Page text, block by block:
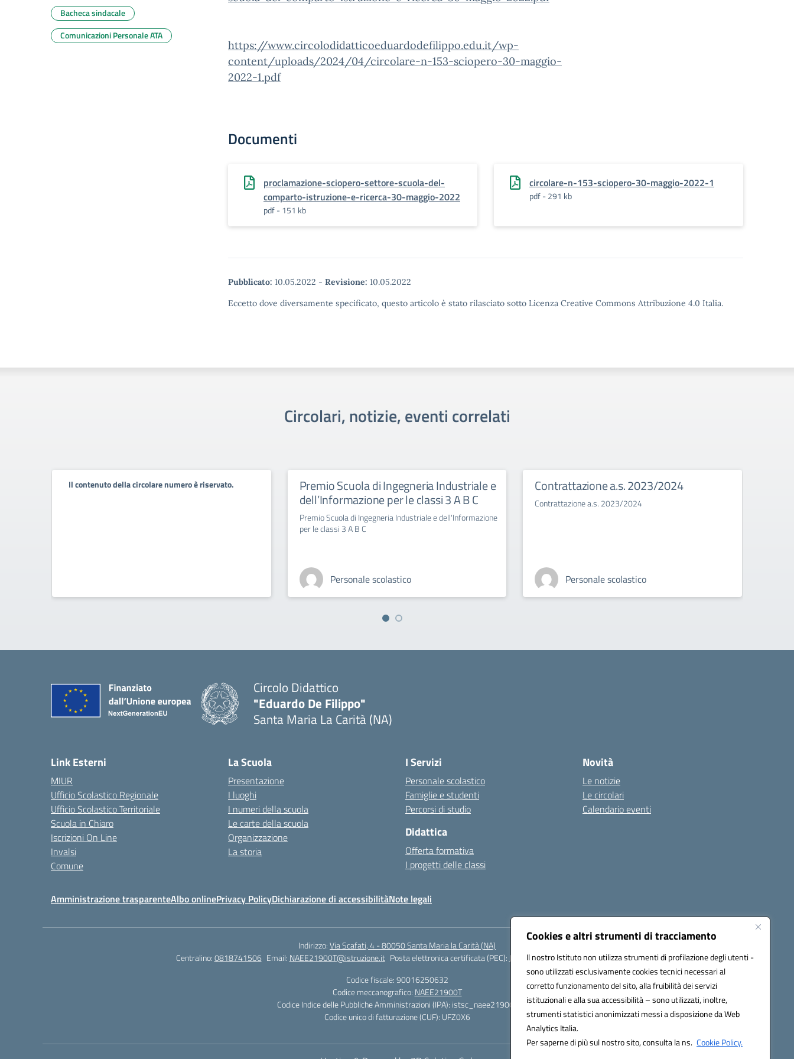
Cookies e altri strumenti di tracciamento
Il nostro Istituto non utilizza strumenti di profilazione degli utenti -
sono utilizzati esclusivamente cookies tecnici necessari al
corretto funzionamento del sito, alla fruibilità dei servizi
istituzionali e alla sua accessibilità – sono utilizzati, inoltre,
strumenti statistici anonimizzati messi a disposizione da Web
Analytics Italia.
Per saperne di più sul nostro sito, consulta la ns. Cookie Policy.
https://www.circolodidatticoeduardodefilippo.edu.it/wp-
content/uploads/2024/04/circolare-n-153-sciopero-30-maggio-
2022-1.pdf
Documenti
proclamazione-sciopero-settore-scuola-del-
comparto-istruzione-e-ricerca-30-maggio-2022
pdf - 151 kb
circolare-n-153-sciopero-30-maggio-2022-1
pdf - 291 kb
Pubblicato: 10.05.2022 - Revisione: 10.05.2022
Eccetto dove diversamente specificato, questo articolo è stato rilasciato sotto Licenza Creative Commons Attribuzione 4.0 Italia.
Bacheca sindacale
Comunicazioni Personale ATA
Circolari, notizie, eventi correlati
Il contenuto della circolare numero è riservato. Premio Scuola di Ingegneria Industriale e
dell’Informazione per le classi 3 A B C
Premio Scuola di Ingegneria Industriale e dell'Informazione
per le classi 3 A B C
Personale scolastico
Contrattazione a.s. 2023/2024
Contrattazione a.s. 2023/2024
Personale scolastico
Circolo Didattico
"Eduardo De Filippo"
Santa Maria La Carità (NA)
Link Esterni
MIUR
Ufficio Scolastico Regionale
Ufficio Scolastico Territoriale
Scuola in Chiaro
Iscrizioni On Line
Invalsi
Comune
La Scuola
Presentazione
I luoghi
I numeri della scuola
Le carte della scuola
Organizzazione
La storia
I Servizi
Personale scolastico
Famiglie e studenti
Percorsi di studio
Didattica
Offerta formativa
I progetti delle classi
Novità
Le notizie
Le circolari
Calendario eventi
Amministrazione trasparenteAlbo onlinePrivacy PolicyDichiarazione di accessibilitàNote legali
Indirizzo:Via Scafati, 4 - 80050 Santa Maria la Carità (NA)
Centralino:0818741506 Email: NAEE21900T@istruzione.it Posta elettronica certificata (PEC): NAEE21900T@pec.istruzione.it
Codice fiscale: 90016250632
Codice meccanografico: NAEE21900T
Codice Indice delle Pubbliche Amministrazioni (IPA): istsc_naee21900t
Codice unico di fatturazione (CUF): UFZ0X6